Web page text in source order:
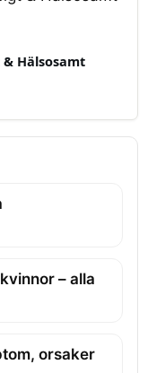
Hälsosamt
– alla
orsaker